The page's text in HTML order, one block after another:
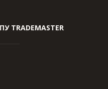
TRADEMASTER